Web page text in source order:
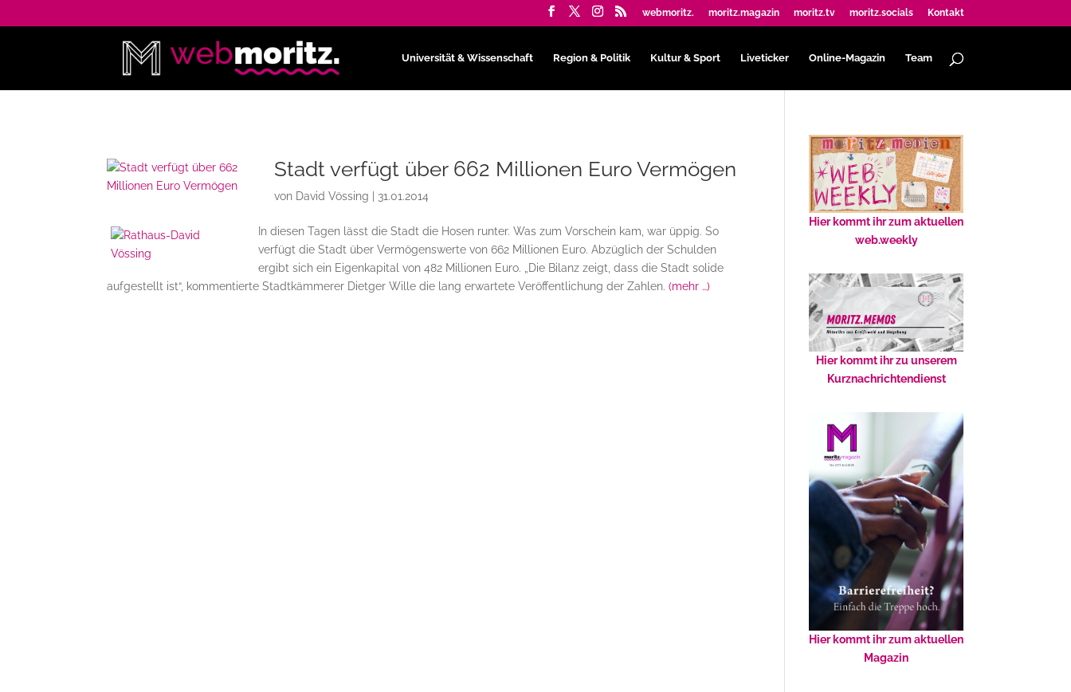
webmoritz. moritz.magazin moritz.tv moritz.socials Kontakt
Universität & Wissenschaft Region & Politik Kultur & Sport Liveticker Online-Magazin Team
Stadt verfügt über 662 Millionen Euro Vermögen
von David Vössing 31.01.2014
In diesen Tagen lässt die Stadt die Hosen runter. Was zum Vorschein kam, war üppig. So
verfügt die Stadt über Vermögenswerte von 662 Millionen Euro. Abzüglich der Schulden
ergibt sich ein Eigenkapital von 482 Millionen Euro. „Die Bilanz zeigt, dass die Stadt solide
aufgestellt ist“, kommentierte Stadtkämmerer Dietger Wille die lang erwartete Veröffentlichung der Zahlen.(mehr …)
Hier kommt ihr zum aktuellen
web.weekly
Hier kommt ihr zu unserem
Kurznachrichtendienst
Hier kommt ihr zum aktuellen
Magazin